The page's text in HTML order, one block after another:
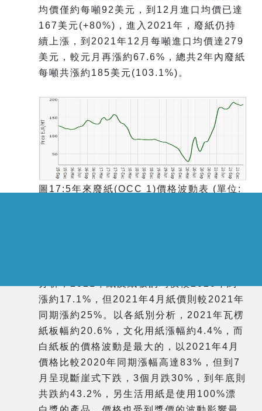
均價僅約每噸92美元，到12月進口均價已達
167美元(+80%)，進入2021年，廢紙仍持
續上漲，到2021年12月每噸進口均價達279
美元，較元月再漲約67.6%，總共2年內廢紙
每噸共漲約185美元(103.1%)。
圖17:5年來廢紙(OCC 1)價格波動表 (單位:
漲約17.1%，但2021年4月紙價則較2021年
同期漲約25%。以各紙別分析，2021年瓦楞
紙板幅約20.6%，文化用紙漲幅約4.4%，而
白紙板的價格波動是最大的，以2021年4月
價格比較2020年同期漲幅高達83%，但到7
月呈現斷崖式下跌，3個月跌30%，到年底則
共跌約43.2%，另生活用紙是使用100%漂